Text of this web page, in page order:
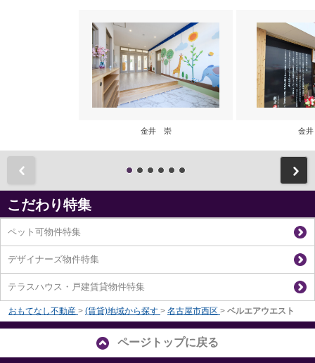
金井 崇 金
こだわり特集
ペット可物件特集
デザイナーズ物件特集
テラスハウス・戸建賃貸物件特集
おもてなし不動産 > (賃貸)地域から探す > 名古屋市西区 > ベルエアウエスト
ページトップに戻る